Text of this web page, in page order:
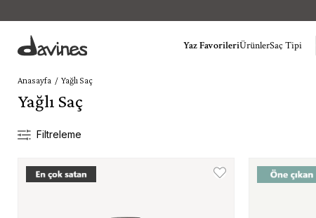
Yaz FavorileriÜrünlerSaç Tipi
Anasayfa Yağlı Saç
Yağlı Saç
Filtreleme